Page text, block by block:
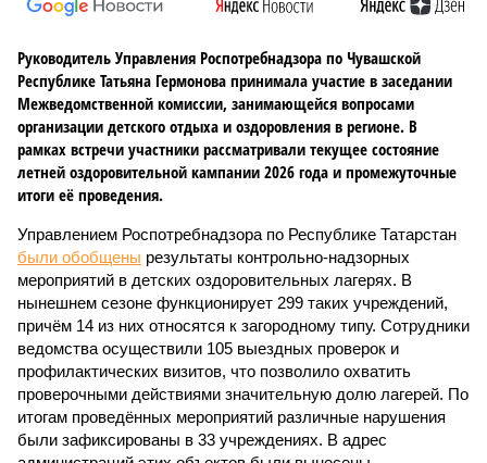
Руководитель Управления Роспотребнадзора по Чувашской
Республике Татьяна Гермонова принимала участие в заседании
Межведомственной комиссии, занимающейся вопросами
организации детского отдыха и оздоровления в регионе. В
рамках встречи участники рассматривали текущее состояние
летней оздоровительной кампании 2026 года и промежуточные
итоги её проведения.
Управлением Роспотребнадзора по Республике Татарстан
были обобщены результаты контрольно-надзорных
мероприятий в детских оздоровительных лагерях. В
нынешнем сезоне функционирует 299 таких учреждений,
причём 14 из них относятся к загородному типу. Сотрудники
ведомства осуществили 105 выездных проверок и
профилактических визитов, что позволило охватить
проверочными действиями значительную долю лагерей. По
итогам проведённых мероприятий различные нарушения
были зафиксированы в 33 учреждениях. В адрес